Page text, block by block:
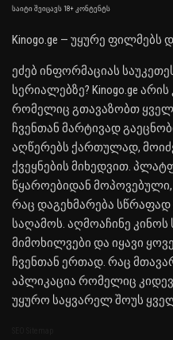
საიტი შეიცავს 18+ კონტენტს
Kinogo.ge — უყურე
ეძებ ინფორმაციას
სერიალებზე? Kinogo.ge
რომელიც გთავაზობთ
ჩვენთან მარტივად
აღწერებს ქართულად,
ქვეყნების მიხედვით.
წყაროებიდან
რაც დაგეხმარება
საღამოს. აღმოაჩინე კინოს
მიმოხილვები და იყავი
ჩვენთან ერთად. რაც
აპლიკაცია რომელიც
უყურო საყვარელ შოუს